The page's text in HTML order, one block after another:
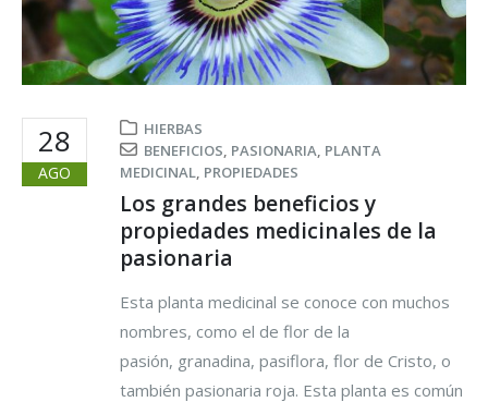
28
AGO
HIERBAS
BENEFICIOS, PASIONARIA, PLANTA
MEDICINAL, PROPIEDADES
Los grandes beneficios y
propiedades medicinales de la
pasionaria
Esta planta medicinal se conoce con muchos
nombres, como el de flor de la
pasión, granadina, pasiflora, flor de Cristo, o
también pasionaria roja. Esta planta es común